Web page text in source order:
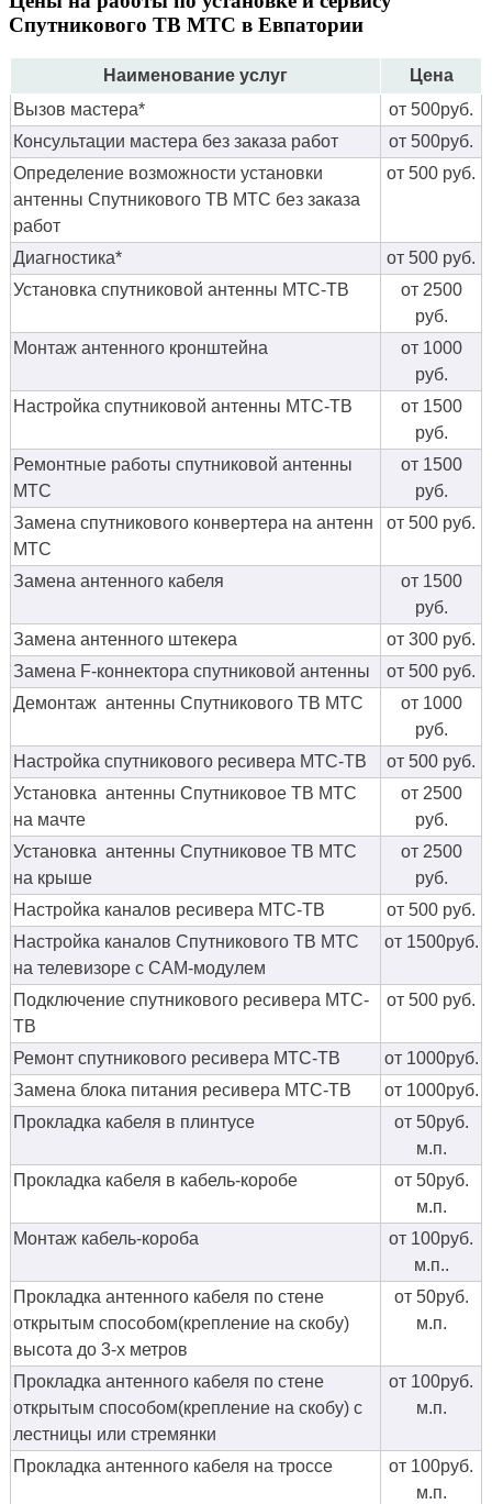
Спутникового ТВ МТС в Евпатории
Наименование услуг
Цена
Вызов мастера*
от 500руб.
Консультации мастера без заказа работ
от 500руб.
Определение возможности установки
антенны Спутникового ТВ МТС без заказа
работ
от 500 руб.
Диагностика*
от 500 руб.
Установка спутниковой антенны МТС-ТВ
от 2500
руб.
Монтаж антенного кронштейна
от 1000
руб.
Настройка спутниковой антенны МТС-ТВ
от 1500
руб.
Ремонтные работы спутниковой антенны
МТС
от 1500
руб.
Замена спутникового конвертера на антенн
МТС
от 500 руб.
Замена антенного кабеля
от 1500
руб.
Замена антенного штекера
от 300 руб.
Замена F-коннектора спутниковой антенны
от 500 руб.
Демонтаж антенны Спутникового ТВ МТС
от 1000
руб.
Настройка спутникового ресивера МТС-ТВ
от 500 руб.
Установка антенны Спутниковое ТВ МТС
на мачте
от 2500
руб.
Установка антенны Спутниковое ТВ МТС
на крыше
от 2500
руб.
Настройка каналов ресивера МТС-ТВ
от 500 руб.
Настройка каналов Спутникового ТВ МТС
на телевизоре с CAM-модулем
от 1500руб.
Подключение спутникового ресивера МТС-
ТВ
от 500 руб.
Ремонт спутникового ресивера МТС-ТВ
от 1000руб.
Замена блока питания ресивера МТС-ТВ
от 1000руб.
Прокладка кабеля в плинтусе
от 50руб.
м.п.
Прокладка кабеля в кабель-коробе
от 50руб.
м.п.
Монтаж кабель-короба
от 100руб.
м.п..
Прокладка антенного кабеля по стене
открытым способом(крепление на скобу)
высота до 3-х метров
от 50руб.
м.п.
Прокладка антенного кабеля по стене
открытым способом(крепление на скобу) с
лестницы или стремянки
от 100руб.
м.п.
Прокладка антенного кабеля на троссе
от 100руб.
м.п.